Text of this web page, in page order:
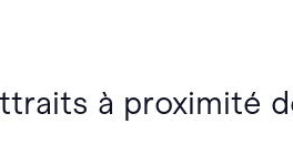
à proximité